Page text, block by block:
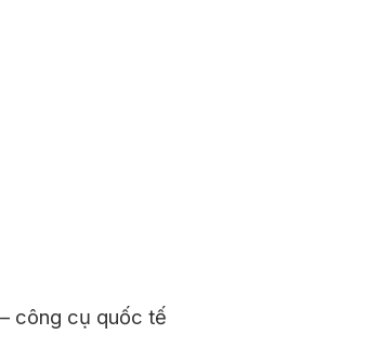
công cụ quốc tế